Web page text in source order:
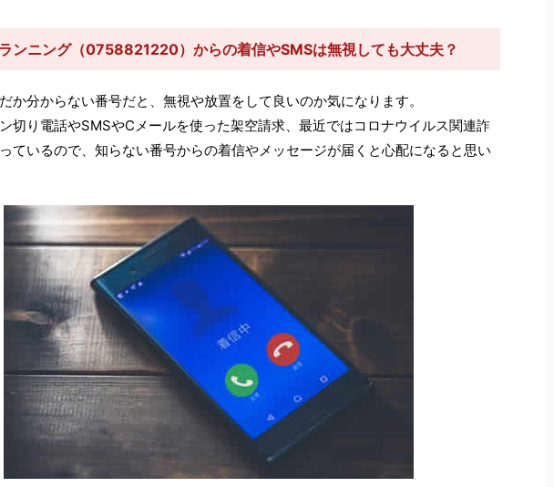
ンニング（0758821220）からの着信やSMSは無視しても大丈夫？
か分からない番号だと、無視や放置をして良いのか気になります。
切り電話やSMSやCメールを使った架空請求、最近ではコロナウイルス関連詐
ているので、知らない番号からの着信やメッセージが届くと心配になると思い